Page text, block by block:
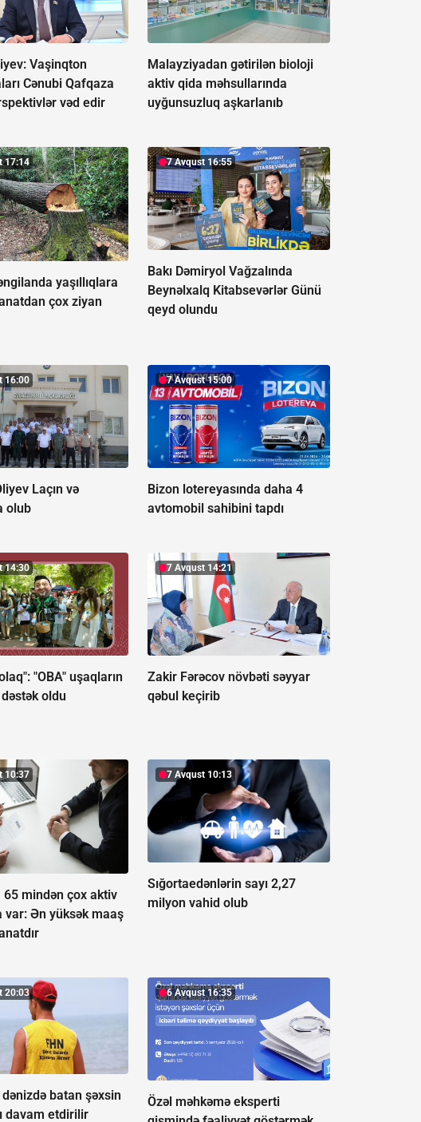
Vaşinqton
Cənubi Qafqaza
vəd edir
Malayziyadan gətirilən bioloji
aktiv qida məhsullarında
uyğunsuzluq aşkarlanıb
17:14
yaşıllıqlara
çox ziyan
7 Avqust 16:55
Bakı Dəmiryol Vağzalında
Beynəlxalq Kitabsevərlər Günü
qeyd olundu
16:00
Laçın və
olub
7 Avqust 15:00
Bizon lotereyasında daha 4
avtomobil sahibini tapdı
14:30
"OBA" uşaqların
oldu
7 Avqust 14:21
Zakir Fərəcov növbəti səyyar
qəbul keçirib
10:37
mindən çox aktiv
var:Ən yüksək maaş
7 Avqust 10:13
Sığortaedənlərin sayı 2,27
milyon vahid olub
20:03
dənizdə batan şəxsin
davam etdirilir
6 Avqust 16:35
Özəl məhkəmə eksperti